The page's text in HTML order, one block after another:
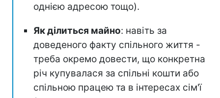
однією адресою тощо).
Як ділиться майно: навіть за
доведеного факту спільного життя -
треба окремо довести, що конкретна
річ купувалася за спільні кошти або
спільною працею та в інтересах сім'ї